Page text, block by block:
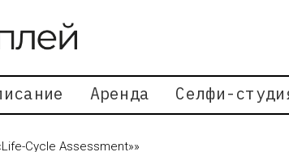
Аренда Селфи-
Cycle Assessment»»